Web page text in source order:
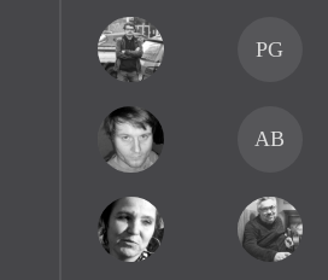
PG
AB